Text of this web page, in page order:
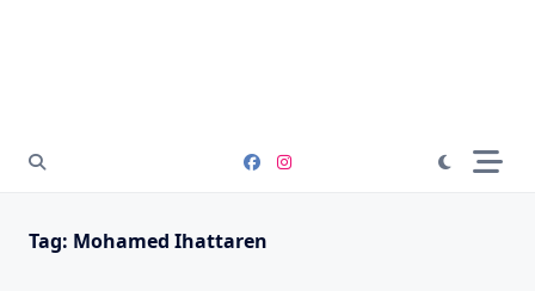
Tag: Mohamed Ihattaren